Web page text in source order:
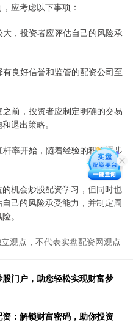
应考虑以下事项：
，投资者应评估自己的风险承
良好信誉和监管的配资公司至
前，投资者应制定明确的交易
退出策略。
率开始，随着经验的积累逐步
机会炒股配资学习，但同时也
己的风险承受能力，并制定周
。
观点，不代表实盘配资网观点
门户，助您轻松实现财富梦
：解锁财富密码，助你投资